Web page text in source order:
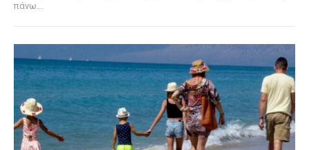
πάνω...